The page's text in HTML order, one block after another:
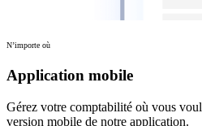
N’importe où
Application mobile
Gérez votre comptabilité où vous
version mobile de notre application.